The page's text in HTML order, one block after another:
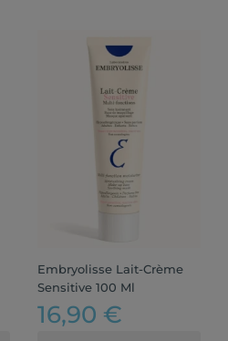
Embryolisse Lait-Crème
Sensitive 100 Ml
16,90 €